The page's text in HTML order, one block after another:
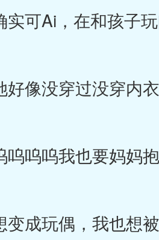
可Ai，在和孩子玩
像没穿过没穿内
呜呜我也要妈妈抱
成玩偶，我也想被